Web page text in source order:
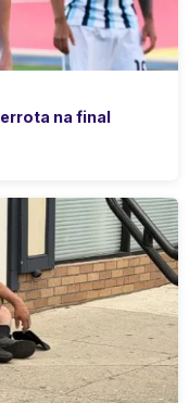
na final